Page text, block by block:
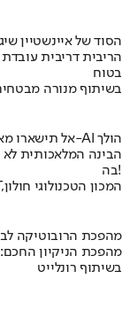
הסוד של איינשטיין
הריבית דריבית
בטוח
בשיתוף מנורה
אל תישארו מאחור – בואו לגלות לאן ה-AI הולך
הבינה המלאכותית
בה!
בשיתוף HIT,המכון הטכנולוגי חולון
מהפכת הרובוטיקה
מהפכת הניקיון
בשיתוף רונלייט